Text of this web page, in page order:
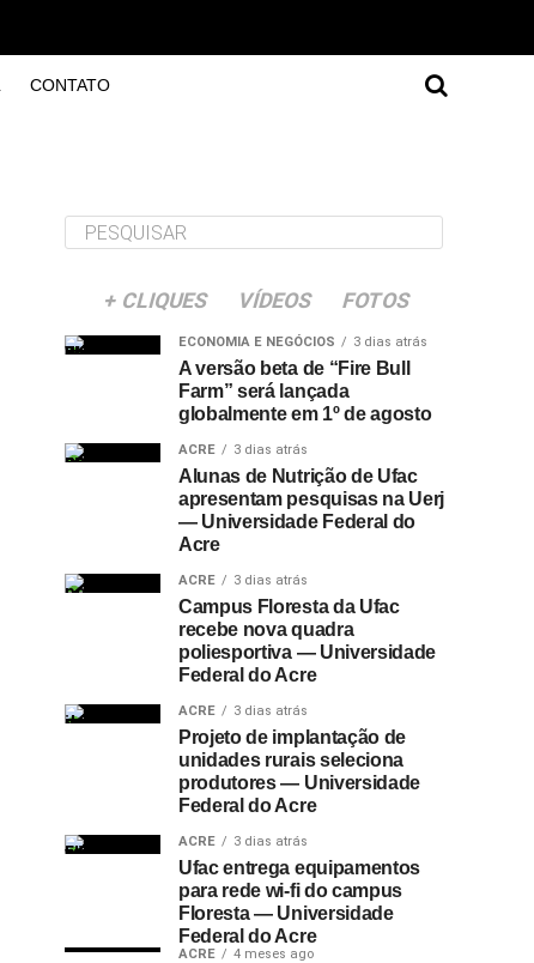
CONTATO
+ CLIQUES VÍDEOS FOTOS
ECONOMIA E NEGÓCIOS 3 dias atrás
A versão beta de “Fire Bull
Farm” será lançada
globalmente em 1º de agosto
ACRE 3 dias atrás
Alunas de Nutrição de Ufac
apresentam pesquisas na Uerj
— Universidade Federal do
Acre
ACRE 3 dias atrás
Campus Floresta da Ufac
recebe nova quadra
poliesportiva — Universidade
Federal do Acre
ACRE 3 dias atrás
Projeto de implantação de
unidades rurais seleciona
produtores — Universidade
Federal do Acre
ACRE 3 dias atrás
Ufac entrega equipamentos
para rede wi-fi do campus
Floresta — Universidade
Federal do Acre
ACRE 4 meses ago